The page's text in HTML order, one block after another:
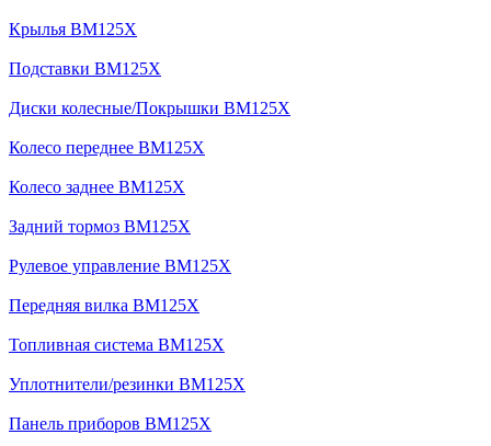
Крылья BM125X
Подставки BM125X
Диски колесные/Покрышки BM125X
Колесо переднее BM125X
Колесо заднее BM125X
Задний тормоз BM125X
Рулевое управление BM125X
Передняя вилка BM125X
Топливная система BM125X
Уплотнители/резинки BM125X
Панель приборов BM125X